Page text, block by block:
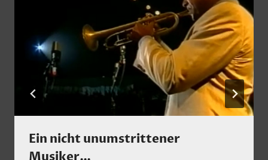
Ein nicht unumstrittener
Musiker…